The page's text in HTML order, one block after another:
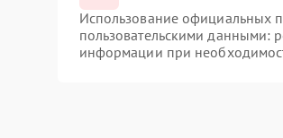
Использование официальных
пользовательскими данными:
информации при